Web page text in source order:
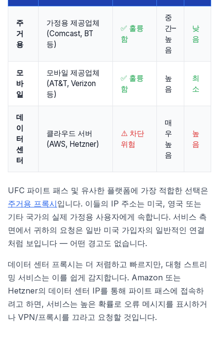
주
거
용
가정용 제공업체
(Comcast, BT
등)
✅ 훌륭
함
중
간–
높
음
낮
음
모
바
일
모바일 제공업체
(AT&T, Verizon
등)
✅ 훌륭
함
높
음
최
소
데
이
터
센
터
클라우드 서버
(AWS, Hetzner)
⚠️ 차단
위험
매
우
높
음
높
음
UFC 파이트 패스 및 유사한 플랫폼에 가장 적합한 선택은
주거용 프록시입니다. 이들의 IP 주소는 미국, 영국 또는
기타 국가의 실제 가정용 사용자에게 속합니다. 서비스 측
면에서 귀하의 요청은 일반 미국 가입자의 일반적인 연결
처럼 보입니다 — 어떤 경고도 없습니다.
데이터 센터 프록시는 더 저렴하고 빠르지만, 대형 스트리
밍 서비스는 이를 쉽게 감지합니다. Amazon 또는
Hetzner의 데이터 센터 IP를 통해 파이트 패스에 접속하
려고 하면, 서비스는 높은 확률로 오류 메시지를 표시하거
나 VPN/프록시를 끄라고 요청할 것입니다.